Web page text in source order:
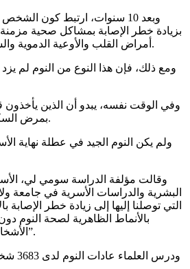
وبعد 10 سنوات، ارتبط كون
أمراض القلب والأوعية الدموية والسكري والاكتئاب والضعف.
ومع ذلك، فإن هذا النوع من النوم لم
وفي الوقت نفسه، يبدو أن الذين يأخذون
بمرض السكري والسرطان والضعف.
ولم يكن النوم الجيد في عطلة نهاية
وقالت مؤلفة الدراسة سومي لي،
البشرية والدراسات الأسرية في جامعة
التي توصلنا إليها إلى زيادة خطر الإصابة
بالأنماط الظاهرية لصحة النوم
الأشخاص الذين يعانون من الأرق”.
ودرس